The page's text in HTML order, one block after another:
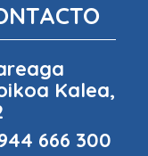
Kalea,
666 300